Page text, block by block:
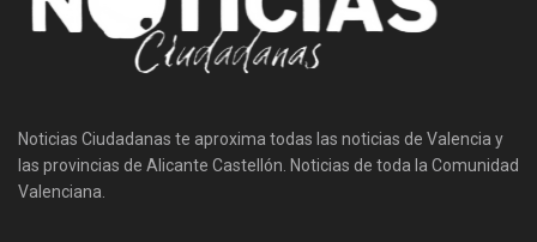
Noticias Ciudadanas te aproxima todas las noticias de Valencia y
las provincias de Alicante Castellón. Noticias de toda la Comunidad
Valenciana.